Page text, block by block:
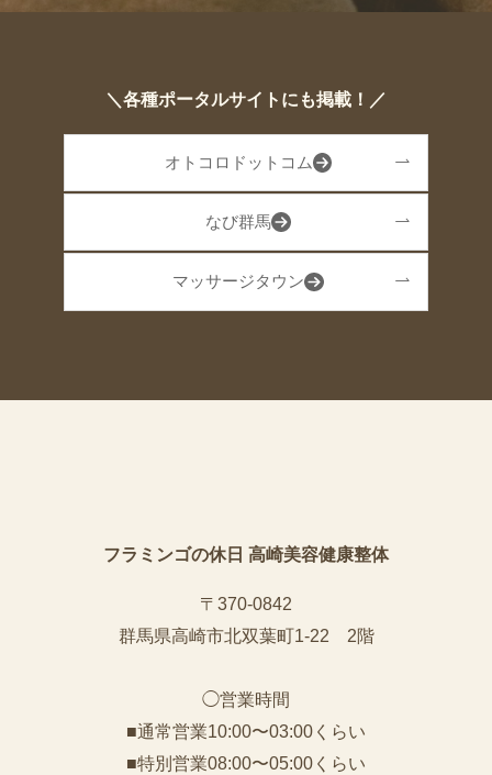
＼各種ポータルサイトにも掲載！／
オトコロドットコム
なび群馬
マッサージタウン
フラミンゴの休日 高崎美容健康整体
〒370-0842
群馬県高崎市北双葉町1-22 2階
◯営業時間
■通常営業10:00〜03:00くらい
■特別営業08:00〜05:00くらい